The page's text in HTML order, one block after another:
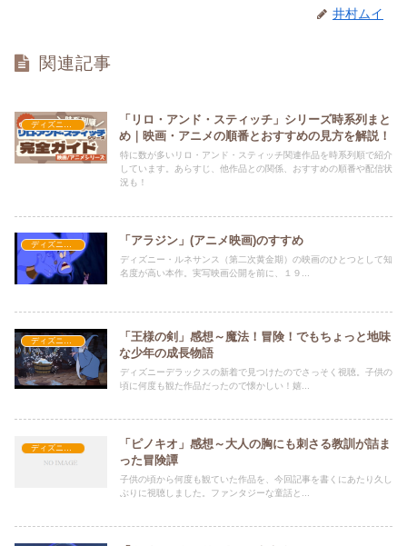
井村ムイ
関連記事
「リロ・アンド・スティッチ」シリーズ時系列まと
め｜映画・アニメの順番とおすすめの見方を解説！
特に数が多いリロ・アンド・スティッチ関連作品を時系列順で紹介
しています。あらすじ、他作品との関係、おすすめの順番や配信状
況も！
ディズニー長編アニメ映画 「アラジン」(アニメ映画)のすすめ
ディズニー・ルネサンス（第二次黄金期）の映画のひとつとして知
名度が高い本作。実写映画公開を前に、１９...
ディズニー長編アニメ映画
「王様の剣」感想～魔法！冒険！でもちょっと地味
な少年の成長物語
ディズニーデラックスの新着で見つけたのでさっそく視聴。子供の
頃に何度も観た作品だったので懐かしい！嬉...
ディズニー長編アニメ映画
「ピノキオ」感想～大人の胸にも刺さる教訓が詰ま
った冒険譚
子供の頃から何度も観ていた作品を、今回記事を書くにあたり久し
ぶりに視聴しました。ファンタジーな童話と...